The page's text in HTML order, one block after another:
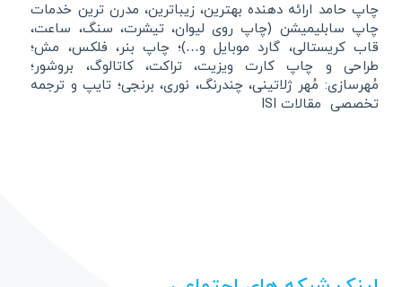
چاپ حامد ارائه دهنده بهترین، زیباترین، مدرن ترین خدمات
چاپ سابلیمیشن (چاپ روی لیوان، تیشرت، سنگ، ساعت،
قاب کریستالی، گارد موبایل و…)؛ چاپ بنر، فلکس، مش؛
طراحی و چاپ کارت ویزیت، تراکت، کاتالوگ، بروشور؛
مُهرسازی: مُهر ژلاتینی، چندرنگ، نوری، برنجی؛ تایپ و ترجمه
تخصصی مقالات ISI